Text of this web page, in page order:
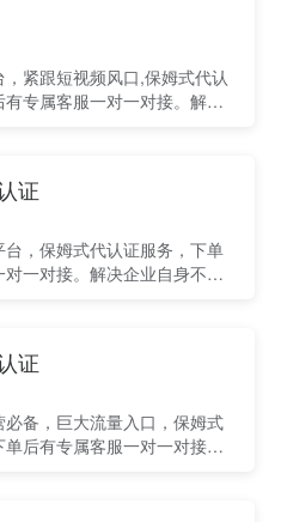
紧跟短视频风口,保姆式代认
专属客服一对一对接。解决
证
台，保姆式代认证服务，下单
一对接。解决企业自身不熟
证
备，巨大流量入口，保姆式
后有专属客服一对一对接。